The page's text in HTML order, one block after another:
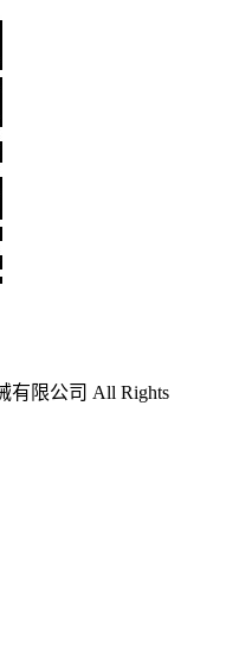
有限公司 All Rights